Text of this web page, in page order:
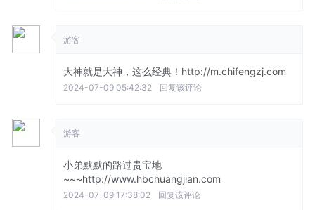
游客
大神就是大神，这么经典！http://m.chifengzj.com
2024-07-09 05:42:32 回复该评论
游客
小弟默默的路过贵宝地
~~~http://www.hbchuangjian.com
2024-07-09 17:38:02 回复该评论